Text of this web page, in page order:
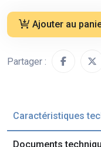
Ajouter au
Partager :
Caractéristiques
Documents